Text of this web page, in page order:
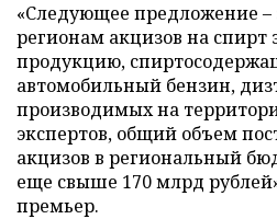
«Следующее предложение –
регионам акцизов на спирт
продукцию,
автомобильный бензин,
производимых на
экспертов, общий объем
акцизов в региональный
еще свыше 170 млрд
премьер.